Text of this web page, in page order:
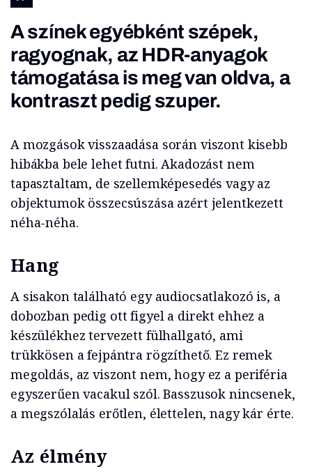
A színek egyébként szépek,
ragyognak, az HDR-anyagok
támogatása is meg van oldva, a
kontraszt pedig szuper.
A mozgások visszaadása során viszont kisebb
hibákba bele lehet futni. Akadozást nem
tapasztaltam, de szellemképesedés vagy az
objektumok összecsúszása azért jelentkezett
néha-néha.
Hang
A sisakon található egy audiocsatlakozó is, a
dobozban pedig ott figyel a direkt ehhez a
készülékhez tervezett fülhallgató, ami
trükkösen a fejpántra rögzíthető. Ez remek
megoldás, az viszont nem, hogy ez a periféria
egyszerűen vacakul szól. Basszusok nincsenek,
a megszólalás erőtlen, élettelen, nagy kár érte.
Az élmény